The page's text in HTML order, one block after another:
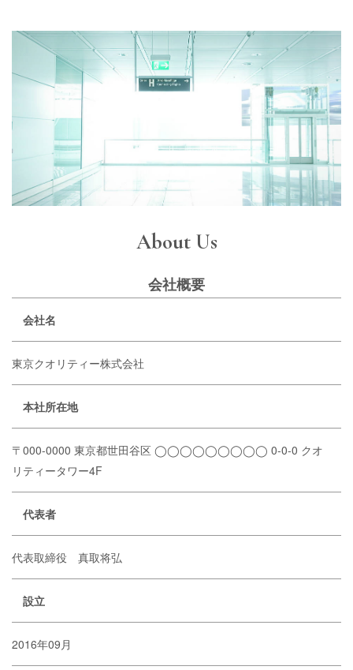
About Us
会社概要
会社名
東京クオリティー株式会社
本社所在地
〒000-0000 東京都世田谷区 ◯◯◯◯◯◯◯◯◯ 0-0-0 クオ
リティータワー4F
代表者
代表取締役 真取将弘
設立
2016年09月